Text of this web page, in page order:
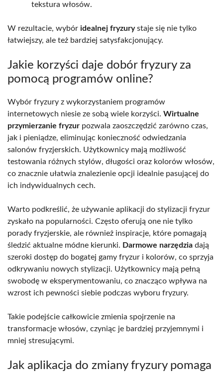
tekstura włosów.
W rezultacie, wybór idealnej fryzurystaje się nie tylko
łatwiejszy, ale też bardziej satysfakcjonujący.
Jakie korzyści daje dobór fryzury za
pomocą programów online?
Wybór fryzury z wykorzystaniem programów
internetowych niesie ze sobą wiele korzyści. Wirtualne
przymierzanie fryzur pozwala zaoszczędzić zarówno czas,
jak i pieniądze, eliminując konieczność odwiedzania
salonów fryzjerskich. Użytkownicy mają możliwość
testowania różnych stylów, długości oraz kolorów włosów,
co znacznie ułatwia znalezienie opcji idealnie pasującej do
ich indywidualnych cech.
Warto podkreślić, że używanie aplikacji do stylizacji fryzur
zyskało na popularności. Często oferują one nie tylko
porady fryzjerskie, ale również inspiracje, które pomagają
śledzić aktualne módne kierunki. Darmowe narzędzia dają
szeroki dostęp do bogatej gamy fryzur i kolorów, co sprzyja
odkrywaniu nowych stylizacji. Użytkownicy mają pełną
swobodę w eksperymentowaniu, co znacząco wpływa na
wzrost ich pewności siebie podczas wyboru fryzury.
Takie podejście całkowicie zmienia spojrzenie na
transformacje włosów, czyniąc je bardziej przyjemnymi i
mniej stresującymi.
Jak aplikacja do zmiany fryzury pomaga